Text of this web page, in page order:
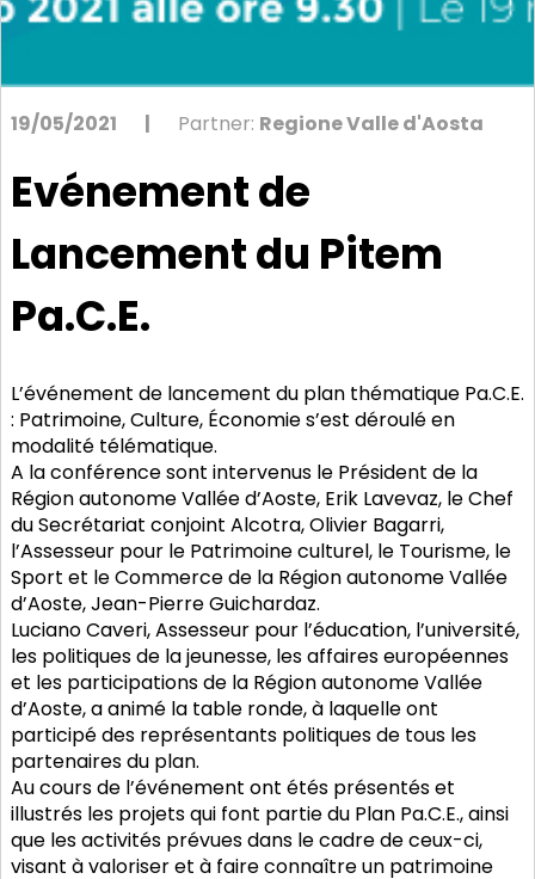
19/05/2021 | Partner: Regione Valle d'Aosta
Evénement de
Lancement du Pitem
Pa.C.E.
L’événement de lancement du plan thématique Pa.C.E.
: Patrimoine, Culture, Économie s’est déroulé en
modalité télématique.
A la conférence sont intervenus le Président de la
Région autonome Vallée d’Aoste, Erik Lavevaz, le Chef
du Secrétariat conjoint Alcotra, Olivier Bagarri,
l’Assesseur pour le Patrimoine culturel, le Tourisme, le
Sport et le Commerce de la Région autonome Vallée
d’Aoste, Jean-Pierre Guichardaz.
Luciano Caveri, Assesseur pour l’éducation, l’université,
les politiques de la jeunesse, les affaires européennes
et les participations de la Région autonome Vallée
d’Aoste, a animé la table ronde, à laquelle ont
participé des représentants politiques de tous les
partenaires du plan.
Au cours de l’événement ont étés présentés et
illustrés les projets qui font partie du Plan Pa.C.E., ainsi
que les activités prévues dans le cadre de ceux-ci,
visant à valoriser et à faire connaître un patrimoine